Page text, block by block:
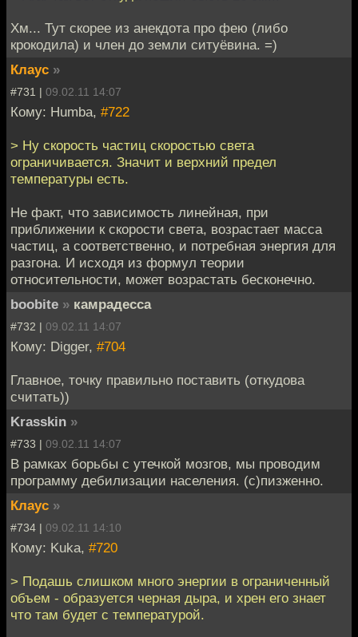
Хм... Тут скорее из анекдота про фею (либо
крокодила) и член до земли ситуёвина. =)
Клаус »
#731 | 09.02.11 14:07
Кому: Humba, #722
> Ну скорость частиц скоростью света
ограничивается. Значит и верхний предел
температуры есть.
Не факт, что зависимость линейная, при
приближении к скорости света, возрастает масса
частиц, а соответственно, и потребная энергия для
разгона. И исходя из формул теории
относительности, может возрастать бесконечно.
boobite » камрадесса
#732 | 09.02.11 14:07
Кому: Digger, #704
Главное, точку правильно поставить (откудова
считать))
Krasskin »
#733 | 09.02.11 14:07
В рамках борьбы с утечкой мозгов, мы проводим
программу дебилизации населения. (с)пизженно.
Клаус »
#734 | 09.02.11 14:10
Кому: Kuka, #720
> Подашь слишком много энергии в ограниченный
объем - образуется черная дыра, и хрен его знает
что там будет с температурой.